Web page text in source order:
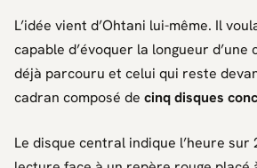
L’idée vient d’Ohtani lui-même. Il
capable d’évoquer la longueur
déjà parcouru et celui qui reste
cadran composé de cinq disques
Le disque central indique l’heure sur